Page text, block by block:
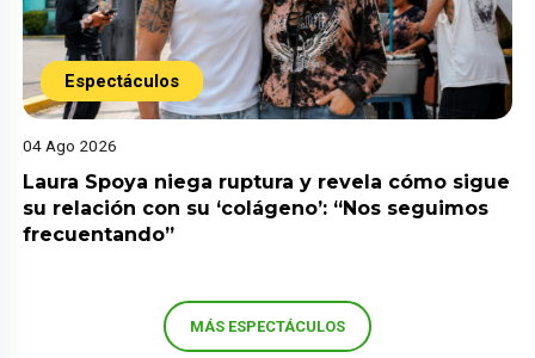
Espectáculos
04 Ago 2026
Laura Spoya niega ruptura y revela cómo sigue
su relación con su ‘colágeno’: “Nos seguimos
frecuentando”
MÁS ESPECTÁCULOS